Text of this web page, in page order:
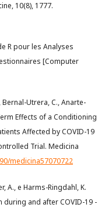
10(8), 1777.
R pour les Analyses
[Computer
Bernal-Utrera, C., Anarte-
Effects of a Conditioning
Affected by COVID-19
Trial. Medicina
medicina57070722
A., e Harms-Ringdahl, K.
during and after COVID-19 -